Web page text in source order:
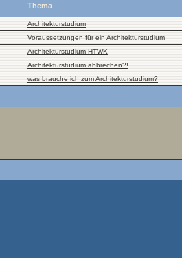
Thema
Architekturstudium
Voraussetzungen für ein Architekturstudium
Architekturstudium HTWK
Architekturstudium abbrechen?!
was brauche ich zum Architekturstudium?